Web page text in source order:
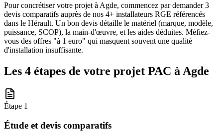
Pour concrétiser votre projet à Agde, commencez par demander 3
devis comparatifs auprès de nos 4+ installateurs RGE référencés
dans le Hérault. Un bon devis détaille le matériel (marque, modèle,
puissance, SCOP), la main-d'œuvre, et les aides déduites. Méfiez-
vous des offres "à 1 euro" qui masquent souvent une qualité
d'installation insuffisante.
Les 4 étapes de votre projet PAC à Agde
Étape 1
Étude et devis comparatifs